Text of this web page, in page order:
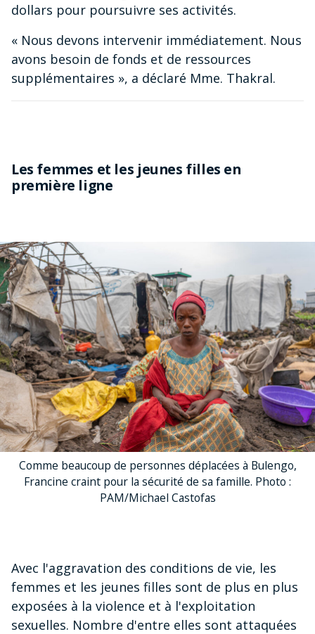
dollars pour poursuivre ses activités.
« Nous devons intervenir immédiatement. Nous
avons besoin de fonds et de ressources
supplémentaires », a déclaré Mme. Thakral.
Les femmes et les jeunes filles en
première ligne
Comme beaucoup de personnes déplacées à Bulengo,
Francine craint pour la sécurité de sa famille. Photo :
PAM/Michael Castofas
Avec l'aggravation des conditions de vie, les
femmes et les jeunes filles sont de plus en plus
exposées à la violence et à l'exploitation
sexuelles. Nombre d'entre elles sont attaquées